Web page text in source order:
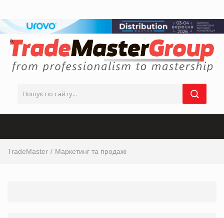
TradeMaster Маркетинг та продажі